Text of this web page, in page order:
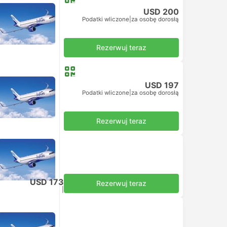
USD 200
Podatki wliczone za osobę dorosłą
Rezerwuj teraz
USD 197
Podatki wliczone za osobę dorosłą
Rezerwuj teraz
USD 173 Rezerwuj teraz